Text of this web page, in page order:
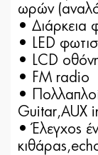
ωρών
• Διάρκεια
• LED
• LCD
• FM radio
•
Guitar,AUX
• Έλεγχος